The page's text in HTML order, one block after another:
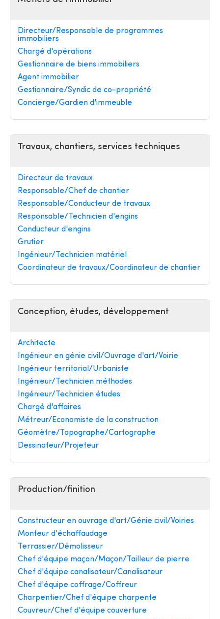
Directeur/Responsable de programmes
immobiliers
Chargé d'opérations
Gestionnaire de biens immobiliers
Agent immobilier
Gestionnaire/Syndic de co-propriété
Concierge/Gardien d'immeuble
Travaux, chantiers, services techniques
Directeur de travaux
Responsable/Chef de chantier
Responsable/Conducteur de travaux
Responsable/Technicien d'engins
Conducteur d'engins
Grutier
Ingénieur/Technicien matériel
Coordinateur de travaux/Coordinateur de chantier
Conception, études, développement
Architecte
Ingénieur en génie civil/Ouvrage d'art/Voirie
Ingénieur territorial/Urbaniste
Ingénieur/Technicien méthodes
Ingénieur/Technicien études
Chargé d'affaires
Métreur/Economiste de la construction
Géomètre/Topographe/Cartographe
Dessinateur/Projeteur
Production/finition
Constructeur en ouvrage d'art/Génie civil/Voiries
Monteur d'échaffaudage
Terrassier/Démolisseur
Chef d'équipe maçon/Maçon/Tailleur de pierre
Chef d'équipe canalisateur/Canalisateur
Chef d'équipe coffrage/Coffreur
Charpentier/Chef d'équipe charpente
Couvreur/Chef d'équipe couverture